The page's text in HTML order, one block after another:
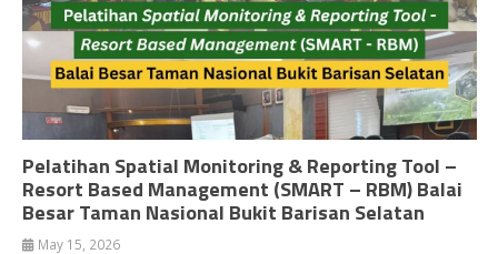
Pelatihan Spatial Monitoring & Reporting Tool –
Resort Based Management (SMART – RBM) Balai
Besar Taman Nasional Bukit Barisan Selatan
May 15, 2026